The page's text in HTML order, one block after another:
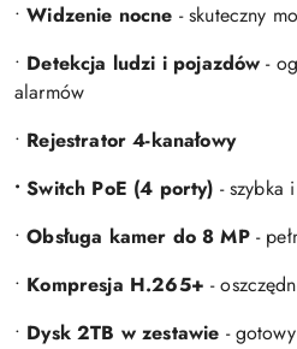
•Widzenie nocne - skuteczny
• Detekcja ludzi i pojazdów -
alarmów
• Rejestrator 4-kanałowy
• Switch PoE (4 porty) - szybka
•Obsługa kamer do 8 MP-
• Kompresja H.265+ -
• Dysk 2TB w zestawie -